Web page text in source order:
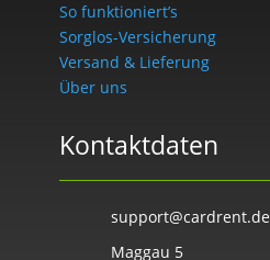
So funktioniert’s
Sorglos-Versicherung
Versand & Lieferung
Über uns
Kontaktdaten
support@cardrent.de
Maggau 5